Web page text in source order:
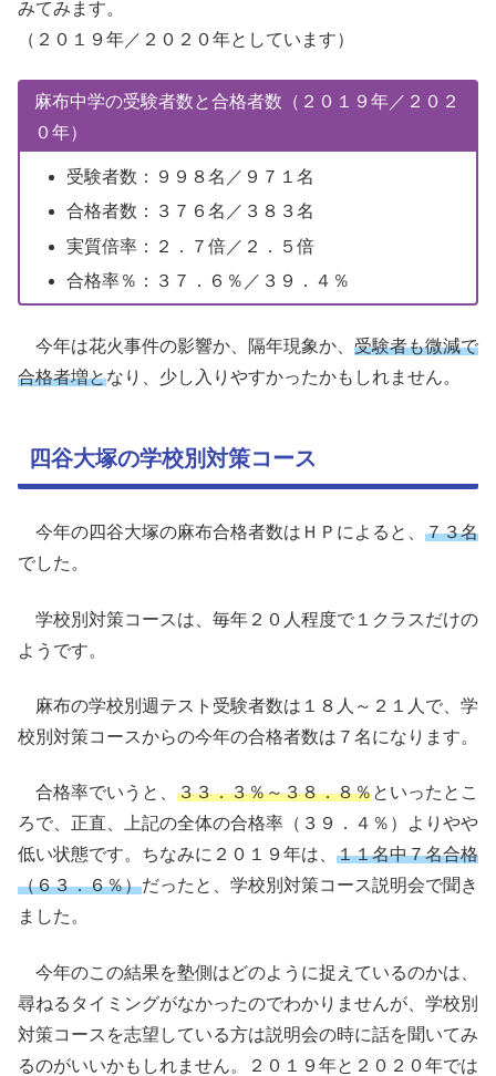
みてみます。
（２０１９年／２０２０年としています）
麻布中学の受験者数と合格者数（２０１９年／２０２
０年）
受験者数：９９８名／９７１名
合格者数：３７６名／３８３名
実質倍率：２．７倍／２．５倍
合格率％：３７．６％／３９．４％
今年は花火事件の影響か、隔年現象か、 受験者も微減で
合格者増となり、少し入りやすかったかもしれません。
四谷大塚の学校別対策コース
今年の四谷大塚の麻布合格者数はＨＰによると、 ７３名
でした。
学校別対策コースは、毎年２０人程度で１クラスだけの
ようです。
麻布の学校別週テスト受験者数は１８人～２１人で、学
校別対策コースからの今年の合格者数は７名になります。
合格率でいうと、 ３３．３％～３８．８％といったとこ
ろで、正直、上記の全体の合格率（３９．４％）よりやや
低い状態です。ちなみに２０１９年は、 １１名中７名合格
（６３．６％）だったと、学校別対策コース説明会で聞き
ました。
今年のこの結果を塾側はどのように捉えているのかは、
尋ねるタイミングがなかったのでわかりませんが、学校別
対策コースを志望している方は説明会の時に話を聞いてみ
るのがいいかもしれません。２０１９年と２０２０年では